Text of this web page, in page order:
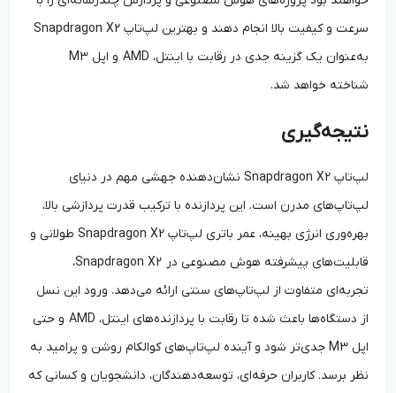
سرعت و کیفیت بالا انجام دهند و بهترین لپ‌تاپ Snapdragon X2
به‌عنوان یک گزینه جدی در رقابت با اینتل، AMD و اپل M3
شناخته خواهد شد.
نتیجه‌گیری
لپ‌تاپ Snapdragon X2 نشان‌دهنده جهشی مهم در دنیای
لپ‌تاپ‌های مدرن است. این پردازنده با ترکیب قدرت پردازشی بالا،
بهره‌وری انرژی بهینه، عمر باتری لپ‌تاپ Snapdragon X2 طولانی و
قابلیت‌های پیشرفته هوش مصنوعی در Snapdragon X2،
تجربه‌ای متفاوت از لپ‌تاپ‌های سنتی ارائه می‌دهد. ورود این نسل
از دستگاه‌ها باعث شده تا رقابت با پردازنده‌های اینتل، AMD و حتی
اپل M3 جدی‌تر شود و آینده لپ‌تاپ‌های کوالکام روشن و پرامید به
نظر برسد. کاربران حرفه‌ای، توسعه‌دهندگان، دانشجویان و کسانی که